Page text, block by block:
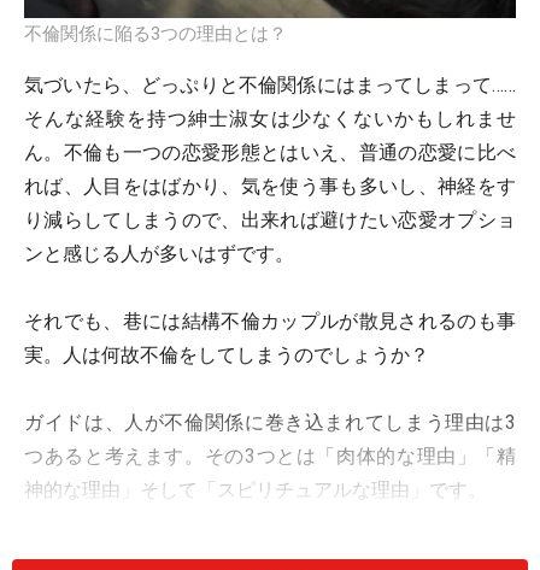
不倫関係に陥る3つの理由とは？
気づいたら、どっぷりと不倫関係にはまってしまって……
そんな経験を持つ紳士淑女は少なくないかもしれませ
ん。不倫も一つの恋愛形態とはいえ、普通の恋愛に比べ
れば、人目をはばかり、気を使う事も多いし、神経をす
り減らしてしまうので、出来れば避けたい恋愛オプショ
ンと感じる人が多いはずです。
それでも、巷には結構不倫カップルが散見されるのも事
実。人は何故不倫をしてしまうのでしょうか？
ガイドは、人が不倫関係に巻き込まれてしまう理由は3
つあると考えます。その3つとは「肉体的な理由」「精
神的な理由」そして「スピリチュアルな理由」です。
＜目次＞